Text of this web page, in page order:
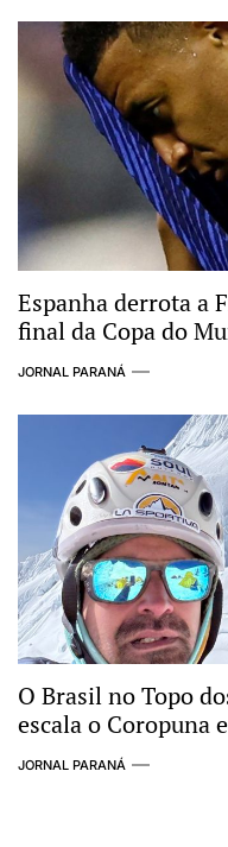
Espanha derrota a
final da Copa do
JORNAL PARANÁ
O Brasil no Topo
escala o Coropuna
conquistador de
JORNAL PARANÁ